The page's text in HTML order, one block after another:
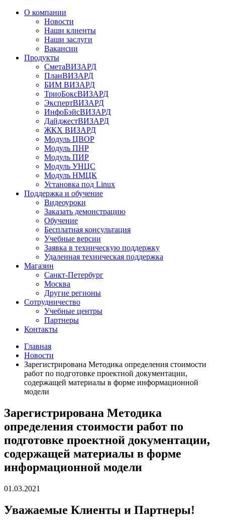
О компании
Новости
Наши клиенты
Наши заслуги
Вакансии
Продукты
СметаВИЗАРД
ПланВИЗАРД
БИМ ВИЗАРД
ТриоБоксВИЗАРД
ЭкспертВИЗАРД
ИнфоБэйсВИЗАРД
ДайджестВИЗАРД
ЖКХ ВИЗАРД
Модуль ЦВОР
Модуль ПНР
Модуль ПИР
Модуль УНЦС
Модуль НМЦК
Установка под Linux
Поддержка и обучение
Видеоуроки
Заказать демонстрацию
Обучение
Бесплатная консультация
Учебные версии
Заявка в техническую поддержку
Удаленная техническая поддержка
Магазин
Санкт-Петербург
Москва
Другие регионы
Сотрудничество
Учебные центры
Партнеры
Контакты
Главная
Новости
Зарегистрирована Методика определения стоимости
работ по подготовке проектной документации,
содержащей материалы в форме информационной
модели
Зарегистрирована Методика
определения стоимости работ по
подготовке проектной документации,
содержащей материалы в форме
информационной модели
01.03.2021
Уважаемые Клиенты и Партнеры!